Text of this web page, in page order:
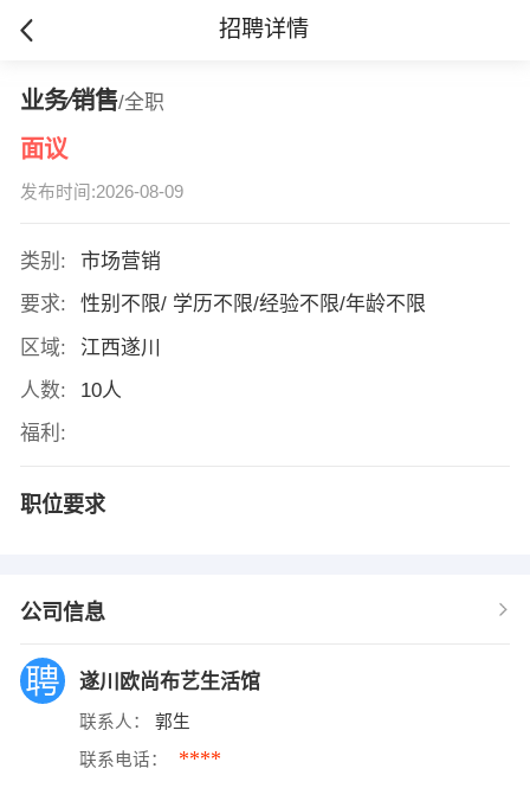
招聘详情
业务∕销售/全职
面议
发布时间:2026-08-09
类别:
市场营销
要求:
性别不限/ 学历不限/经验不限/年龄不限
区域:
江西遂川
人数:
10人
福利:
职位要求
公司信息
遂川欧尚布艺生活馆
联系人： 郭生
联系电话： ****